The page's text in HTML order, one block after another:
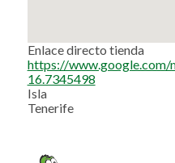
Enlace directo tienda
https://
16.7345498
Isla
Tenerife